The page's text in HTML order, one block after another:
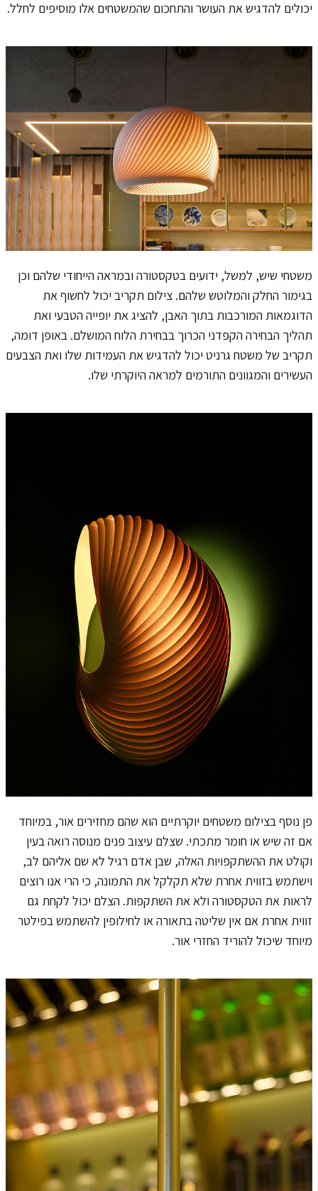
יכולים להדגיש את העושר והתחכום שהמשטחים אלו מוסיפים לחלל.
משטחי שיש, למשל, ידועים בטקסטורה ובמראה הייחודי שלהם וכן
בגימור החלק והמלוטש שלהם. צילום תקריב יכול לחשוף את
הדוגמאות המורכבות בתוך האבן, להציג את יופייה הטבעי ואת
תהליך הבחירה הקפדני הכרוך בבחירת הלוח המושלם. באופן דומה,
תקריב של משטח גרניט יכול להדגיש את העמידות שלו ואת הצבעים
העשירים והמגוונים התורמים למראה היוקרתי שלו.
פן נוסף בצילום משטחים יוקרתיים הוא שהם מחזירים אור, במיוחד
אם זה שיש או חומר מתכתי. שצלם עיצוב פנים מנוסה רואה בעין
וקולט את ההשתקפויות האלה, שבן אדם רגיל לא שם אליהם לב,
וישתמש בזווית אחרת שלא תקלקל את התמונה, כי הרי אנו רוצים
לראות את הטקסטורה ולא את השתקפות. הצלם יכול לקחת גם
זווית אחרת אם אין שליטה בתאורה או לחילופין להשתמש בפילטר
מיוחד שיכול להוריד החזרי אור.